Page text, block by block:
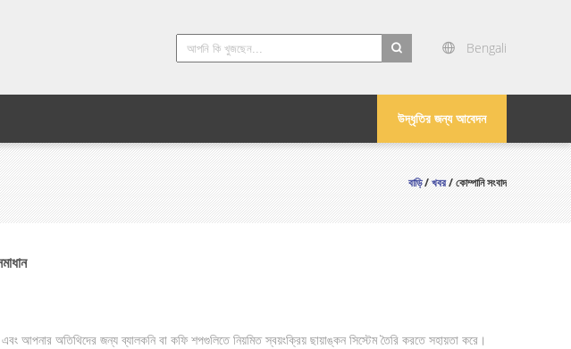
Bengali
উদ্ধৃতির জন্য আবেদন
বাড়ি/খবর/ কোম্পানি সংবাদ
এবং আপনার অতিথিদের জন্য ব্যালকনি বা কফি শপগুলিতে নিয়মিত স্বয়ংক্রিয় ছায়াঙ্কন সিস্টেম তৈরি করতে সহায়তা করে।